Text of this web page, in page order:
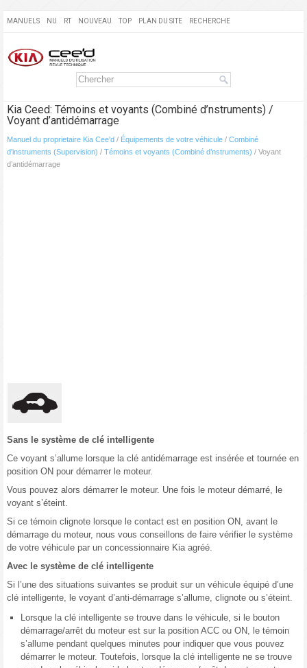
MANUELS NU RT NOUVEAU TOP PLAN DU SITE RECHERCHE
Kia Ceed: Témoins et voyants (Combiné d’nstruments) /
Voyant d’antidémarrage
Manuel du proprietaire Kia Cee'd / Équipements de votre véhicule / Combiné
d'instruments (Supervision) / Témoins et voyants (Combiné d’nstruments) / Voyant
d’antidémarrage
Sans le système de clé intelligente
Ce voyant s’allume lorsque la clé antidémarrage est insérée et tournée en
position ON pour démarrer le moteur.
Vous pouvez alors démarrer le moteur. Une fois le moteur démarré, le
voyant s’éteint.
Si ce témoin clignote lorsque le contact est en position ON, avant le
démarrage du moteur, nous vous conseillons de faire vérifier le système
de votre véhicule par un concessionnaire Kia agréé.
Avec le système de clé intelligente
Si l’une des situations suivantes se produit sur un véhicule équipé d’une
clé intelligente, le voyant d’anti-démarrage s’allume, clignote ou s’éteint.
Lorsque la clé intelligente se trouve dans le véhicule, si le bouton
démarrage/arrêt du moteur est sur la position ACC ou ON, le témoin
s’allume pendant quelques minutes pour indiquer que vous pouvez
démarrer le moteur. Toutefois, lorsque la clé intelligente ne se trouve